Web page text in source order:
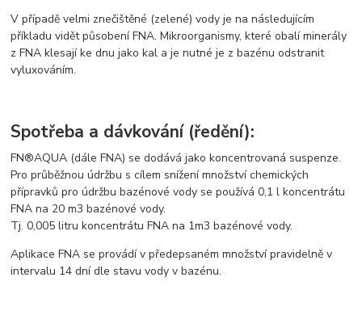
V případě velmi znečištěné (zelené) vody je na následujícím
příkladu vidět působení FNA. Mikroorganismy, které obalí minerály
z FNA klesají ke dnu jako kal a je nutné je z bazénu odstranit
vyluxováním.
Spotřeba a dávkování (ředění):
FN®AQUA (dále FNA) se dodává jako koncentrovaná suspenze.
Pro průběžnou údržbu s cílem snížení množství chemických
přípravků pro údržbu bazénové vody se používá 0,1 l koncentrátu
FNA na 20 m3 bazénové vody.
Tj. 0,005 litru koncentrátu FNA na 1m3 bazénové vody.
Aplikace FNA se provádí v předepsaném množství pravidelně v
intervalu 14 dní dle stavu vody v bazénu.